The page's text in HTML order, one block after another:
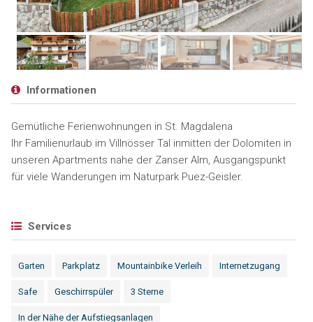
Informationen
Gemütliche Ferienwohnungen in St. Magdalena
Ihr Familienurlaub im Villnösser Tal inmitten der Dolomiten in
unseren Apartments nahe der Zanser Alm, Ausgangspunkt
für viele Wanderungen im Naturpark Puez-Geisler.
Services
Garten Parkplatz Mountainbike Verleih Internetzugang
Safe Geschirrspüler 3 Sterne
In der Nähe der Aufstiegsanlagen